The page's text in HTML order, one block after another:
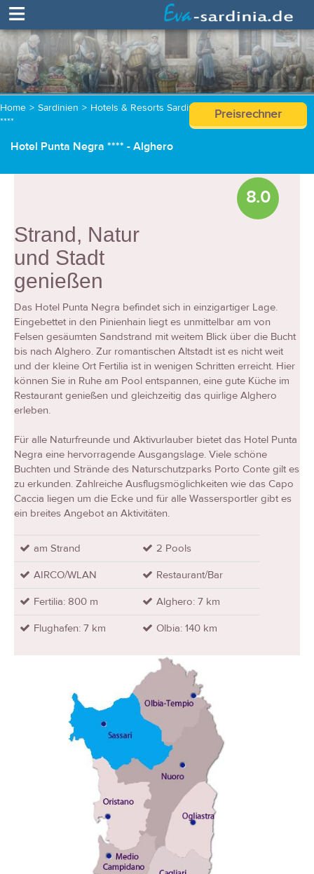
≡
Home > Sardinien > Hotels & Resorts Sardinien > Hotel Punta Negra
****
Hotel Punta Negra **** - Alghero
Preisrechner
8.0
Strand, Natur
und Stadt
genießen
Das Hotel Punta Negra befindet sich in einzigartiger Lage.
Eingebettet in den Pinienhain liegt es unmittelbar am von
Felsen gesäumten Sandstrand mit weitem Blick über die Bucht
bis nach Alghero. Zur romantischen Altstadt ist es nicht weit
und der kleine Ort Fertilia ist in wenigen Schritten erreicht. Hier
können Sie in Ruhe am Pool entspannen, eine gute Küche im
Restaurant genießen und gleichzeitig das quirlige Alghero
erleben.
Für alle Naturfreunde und Aktivurlauber bietet das Hotel Punta
Negra eine hervorragende Ausgangslage. Viele schöne
Buchten und Strände des Naturschutzparks Porto Conte gilt es
zu erkunden. Zahlreiche Ausflugsmöglichkeiten wie das Capo
Caccia liegen um die Ecke und für alle Wassersportler gibt es
ein breites Angebot an Aktivitäten.
am Strand
2 Pools
AIRCO/WLAN
Restaurant/Bar
Fertilia: 800 m
Alghero: 7 km
Flughafen: 7 km
Olbia: 140 km